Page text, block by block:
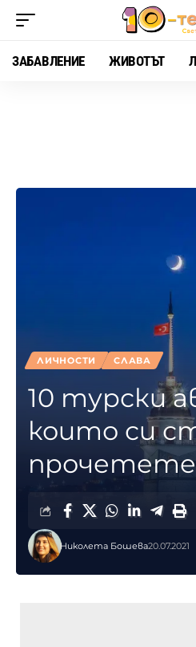
ЗАБАВЛЕНИЕ ЖИВОТЪТ
ЛИЧНОСТИ СЛАВА
10 турски
които си
прочетете
Николета Бошева20.07.2021